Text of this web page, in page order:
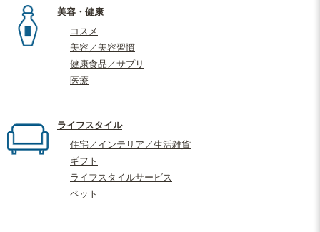
美容・健康
コスメ
美容／美容習慣
健康食品／サプリ
医療
ライフスタイル
住宅／インテリア／生活雑貨
ギフト
ライフスタイルサービス
ペット